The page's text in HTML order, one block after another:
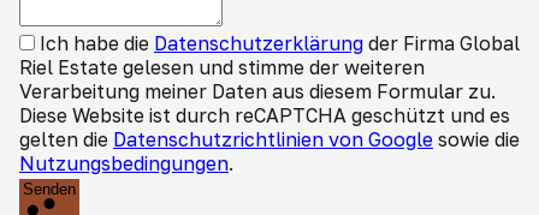
Ich habe die Datenschutzerklärung der Firma Global
Riel Estate gelesen und stimme der weiteren
Verarbeitung meiner Daten aus diesem Formular zu.
Diese Website ist durch reCAPTCHA geschützt und es
gelten die Datenschutzrichtlinien von Google sowie die
Nutzungsbedingungen.
Senden